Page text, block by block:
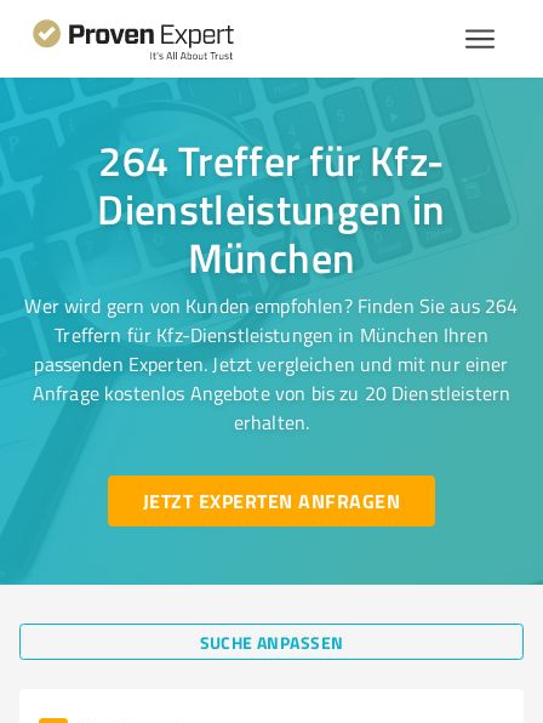
264 Treffer für Kfz-
Dienstleistungen in
München
Wer wird gern von Kunden empfohlen? Finden Sie aus 264
Treffern für Kfz-Dienstleistungen in München Ihren
passenden Experten. Jetzt vergleichen und mit nur einer
Anfrage kostenlos Angebote von bis zu 20 Dienstleistern
erhalten.
JETZT EXPERTEN ANFRAGEN
SUCHE ANPASSEN